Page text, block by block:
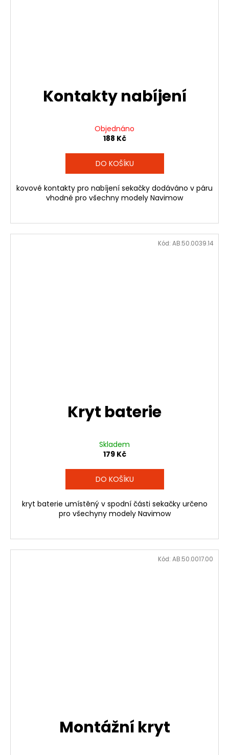
Kontakty nabíjení
Objednáno
188 Kč
DO KOŠÍKU
kovové kontakty pro nabíjení sekačky dodáváno v páru
vhodné pro všechny modely Navimow
Kryt baterie
Skladem
179 Kč
DO KOŠÍKU
kryt baterie umístěný v spodní části sekačky určeno
pro všechyny modely Navimow
Kód: AB.50.0039.14
Montážní kryt
Kód: AB.50.0017.00